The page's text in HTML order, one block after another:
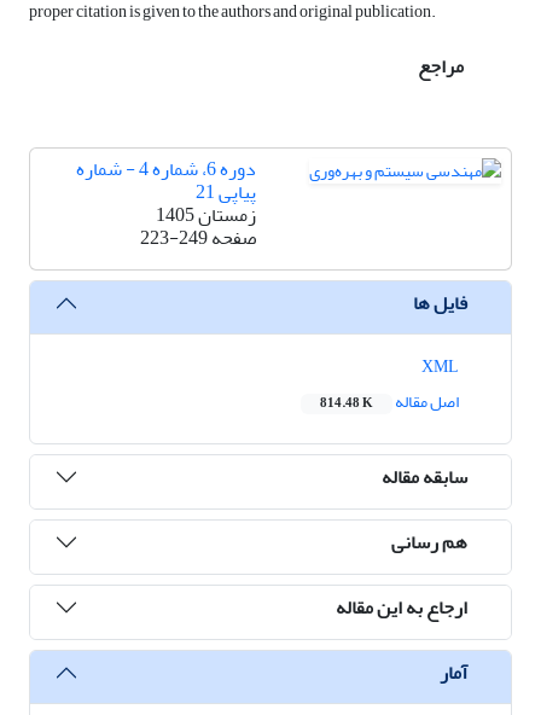
proper citation is given to the authors and original publication.
مراجع
دوره 6، شماره 4 - شماره
پیاپی 21
زمستان 1405
صفحه223-249
فایل ها
اصل مقاله
814.48 K
سابقه مقاله
هم رسانی
ارجاع به این مقاله
آمار